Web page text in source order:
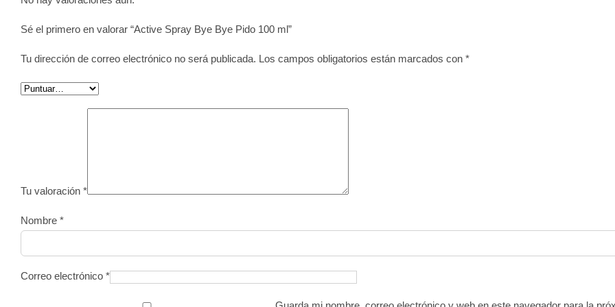
Sé el primero en valorar “Active Spray Bye Bye Pido 100 ml”
Tu dirección de correo electrónico no será publicada. Los campos obligatorios están marcados con *
Tu valoración *
Nombre *
Correo electrónico *